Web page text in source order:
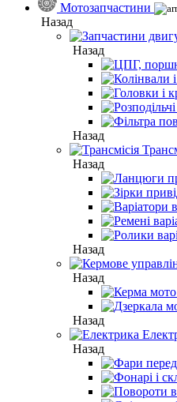
Мотозапчастини
Назад
Назад
Назад
Назад
Назад
Назад
Назад
Назад